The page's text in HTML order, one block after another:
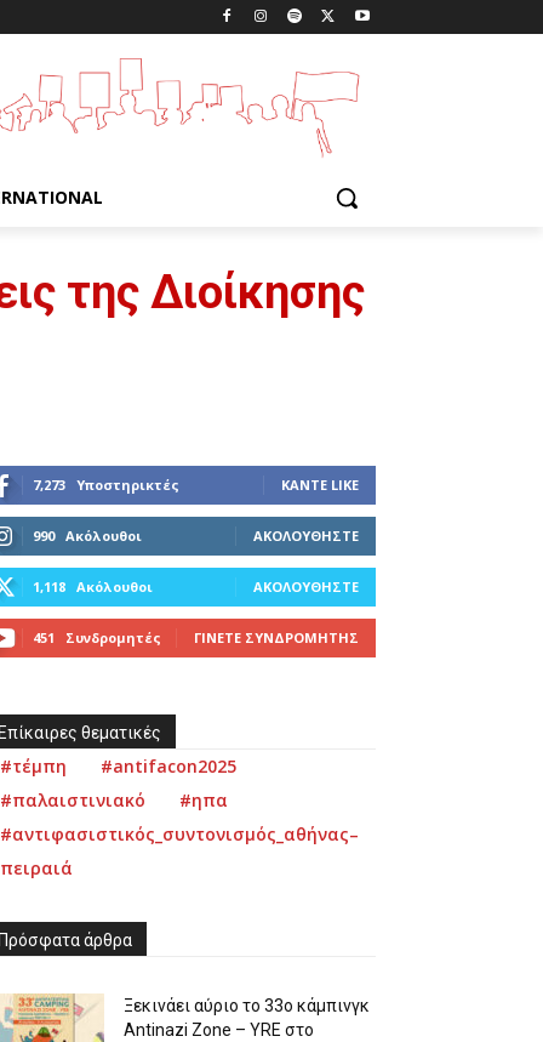
της Διοίκησης
7,273 Υποστηρικτές ΚΆΝΤΕ LIKE
990 Ακόλουθοι ΑΚΟΛΟΥΘΉΣΤΕ
1,118 Ακόλουθοι ΑΚΟΛΟΥΘΉΣΤΕ
451 Συνδρομητές ΓΊΝΕΤΕ ΣΥΝΔΡΟΜΗΤΉΣ
Επίκαιρες θεματικές
#τέμπη
#antifacon2025
#παλαιστινιακό
#ηπα
#αντιφασιστικός_συντονισμός_αθήνας–
πειραιά
Πρόσφατα άρθρα
Ξεκινάει αύριο το 33ο κάμπινγκ
Antinazi Zone – YRE στο